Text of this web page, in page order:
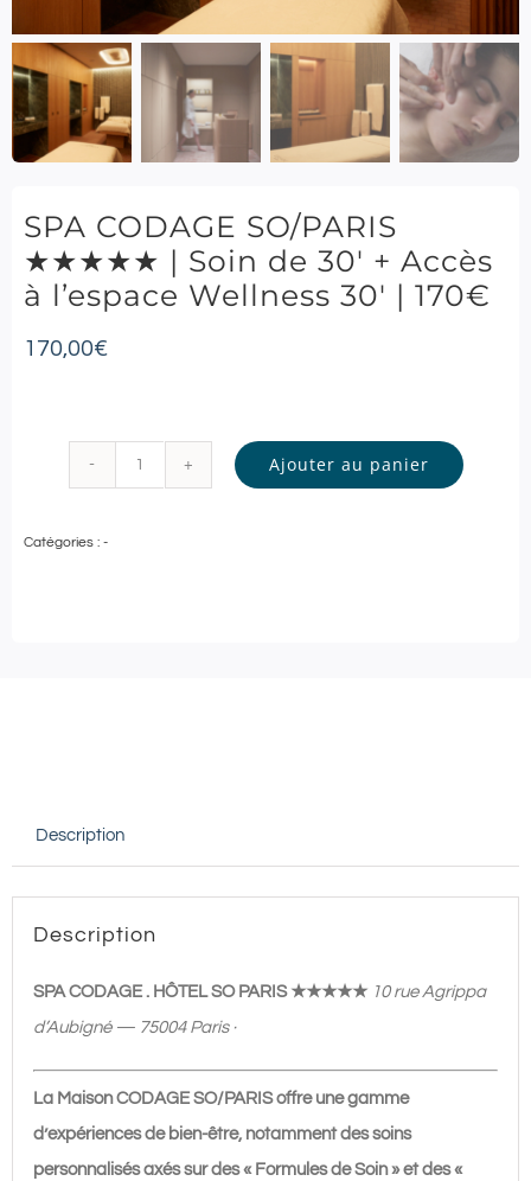
SPA CODAGE SO/PARIS
★★★★★ | Soin de 30′ + Accès
à l’espace Wellness 30′ | 170€
170,00€
Accès
l’espace
Wellness
Ajouter au panier
Catégories : -
Description
Description
SPA CODAGE . HÔTEL SO PARIS ★★★★★ 10 rue Agrippa
d’Aubigné — 75004 Paris ·
La Maison CODAGE SO/PARIS offre une gamme
d’expériences de bien-être, notamment des soins
personnalisés axés sur des « Formules de Soin » et des «